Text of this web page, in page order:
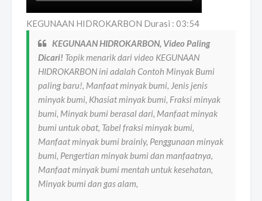
KEGUNAAN HIDROKARBON Durasi : 03:54
KEGUNAAN HIDROKARBON, Video Paling
Dicari! Topik menarik dari video KEGUNAAN
HIDROKARBON ini adalah Contoh Minyak Bumi
paling baru!, Manfaat minyak bumi, Jenis jenis
minyak bumi, Khasiat minyak bumi, Fraksi minyak
bumi, Minyak bumi berasal dari, Manfaat minyak
bumi untuk obat, Tabel fraksi minyak bumi,
Manfaat minyak bumi brainly, Penggunaan minyak
bumi, Pengertian minyak bumi dan manfaatnya,
Manfaat minyak bumi mentah untuk kesehatan,
Minyak bumi dan gas alam,